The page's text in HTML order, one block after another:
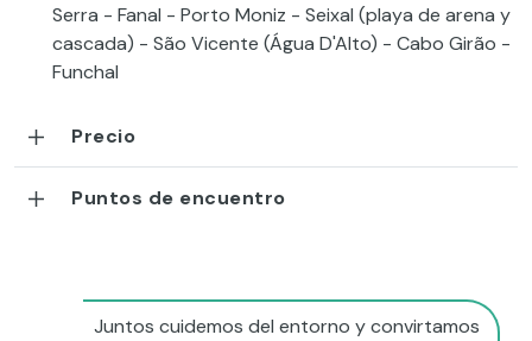
Serra - Fanal - Porto Moniz - Seixal (playa de arena y
cascada) - São Vicente (Água D'Alto) - Cabo Girão -
Funchal
Precio
Puntos de encuentro
Juntos cuidemos del entorno y convirtamos